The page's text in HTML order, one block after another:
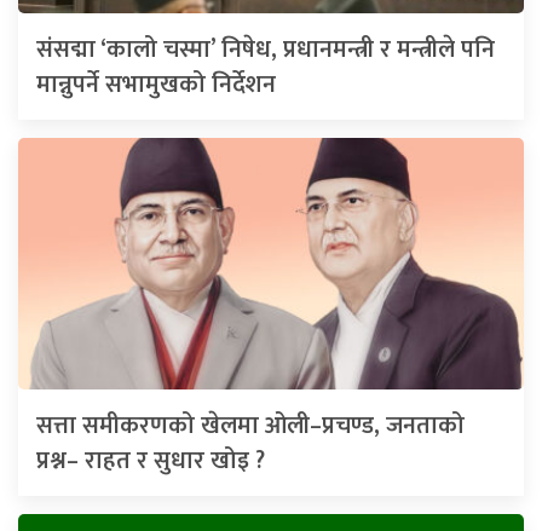
संसद्मा ‘कालो चस्मा’ निषेध, प्रधानमन्त्री र मन्त्रीले पनि
मान्नुपर्ने सभामुखको निर्देशन
सत्ता समीकरणको खेलमा ओली–प्रचण्ड, जनताको
प्रश्न– राहत र सुधार खोइ ?